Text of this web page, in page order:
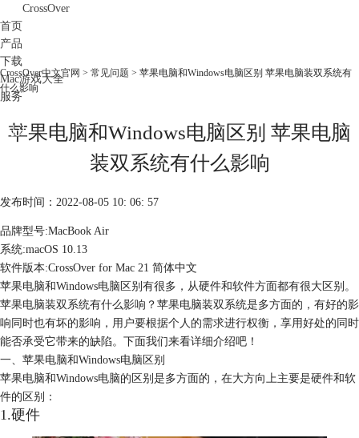
CrossOver
首页
产品
下载
Mac游戏大全
服务
购买
CrossOver中文官网 > 常见问题 > 苹果电脑和Windows电脑区别 苹果电脑装双系统有
什么影响
苹果电脑和Windows电脑区别 苹果电脑
装双系统有什么影响
发布时间：2022-08-05 10: 06: 57
品牌型号:MacBook Air
系统:macOS 10.13
软件版本:CrossOver for Mac 21 简体中文
苹果电脑和Windows电脑区别有很多，从硬件和软件方面都有很大区别。
苹果电脑装双系统有什么影响？苹果电脑装双系统是多方面的，有好的影
响同时也有坏的影响，用户要根据个人的需求进行权衡，享用好处的同时
能否承受它带来的缺陷。下面我们来看详细介绍吧！
一、苹果电脑和Windows电脑区别
苹果电脑和Windows电脑的区别是多方面的，在大方向上主要是硬件和软
件的区别：
1.硬件